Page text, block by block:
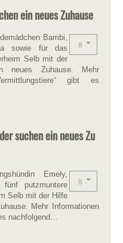
ein neues Zuhause
Bambi,
sowie für das
Selb mit der
neues Zuhause. Mehr
gibt es
suchen ein neues Zu
Emely,
putzmuntere
Selb mit der Hilfe
Mehr Informationen
nachfolgend…